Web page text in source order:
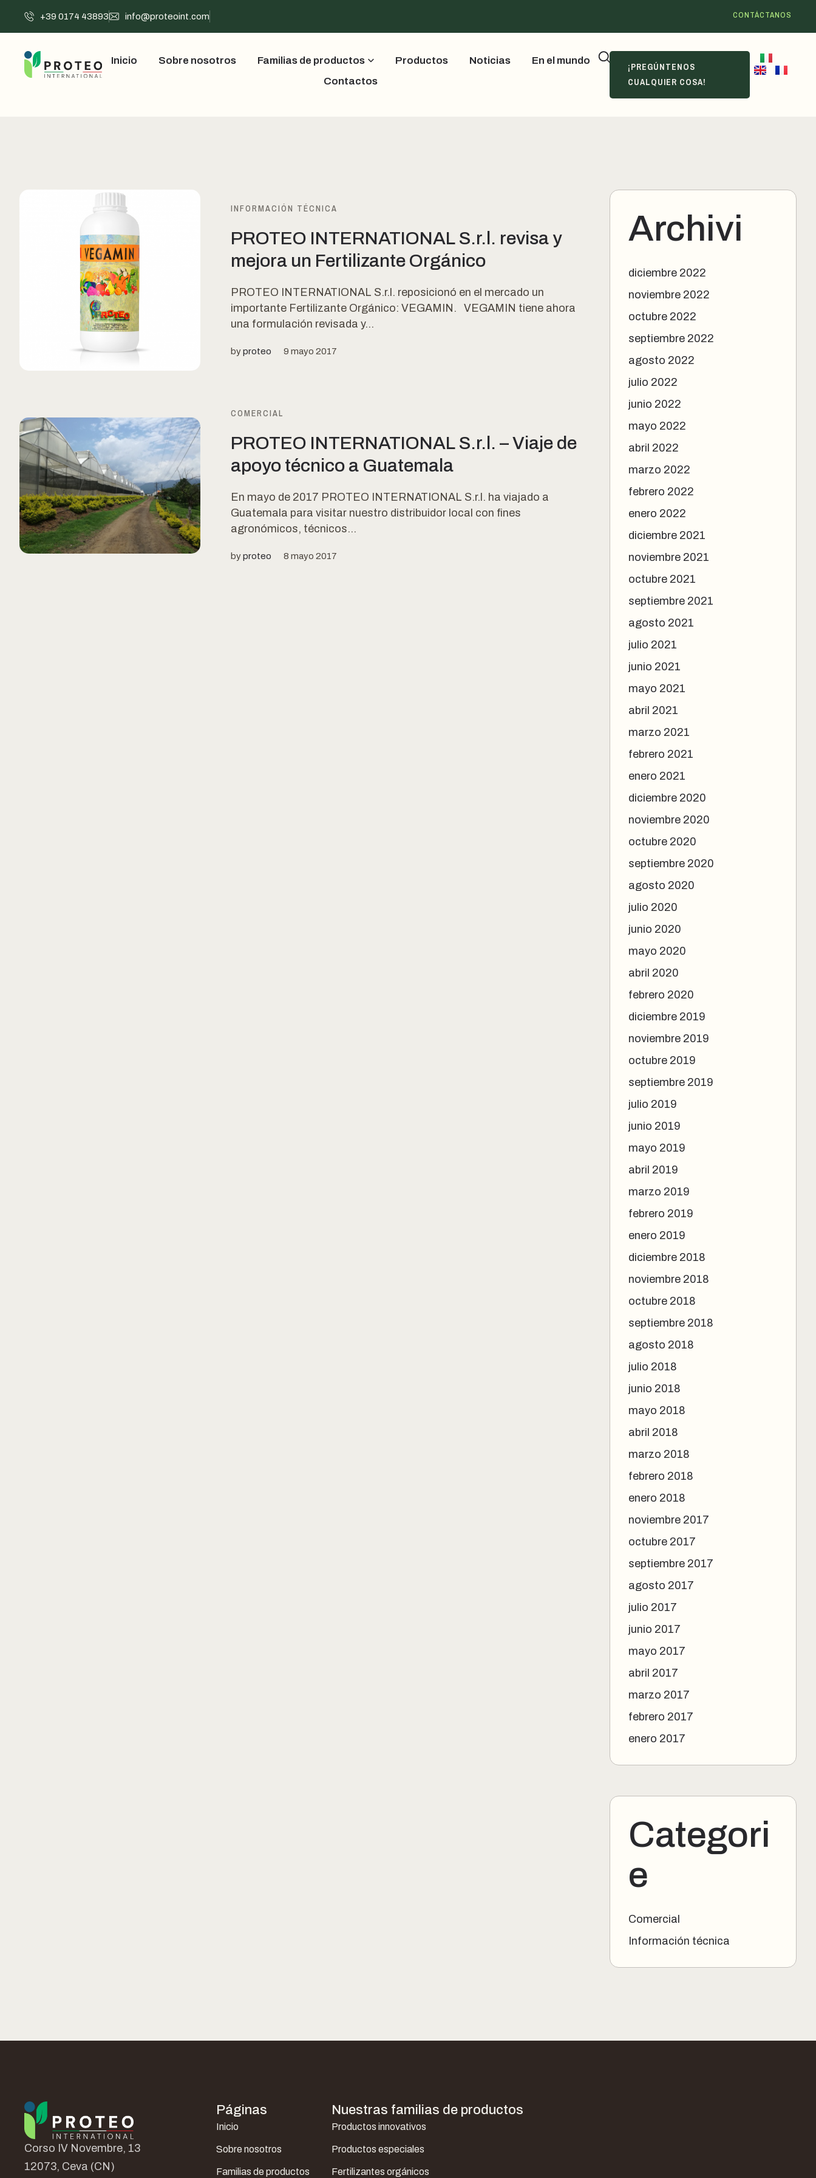
+39 0174 43893 info@proteoint.com CONTÁCTANOS
Inicio Sobre nosotros Familias de productos Productos Noticias
En el mundo
Contactos
¡PREGÚNTENOS
CUALQUIER COSA!
INFORMACIÓN TÉCNICA
PROTEO INTERNATIONAL S.r.l. revisa y
mejora un Fertilizante Orgánico
PROTEO INTERNATIONAL S.r.l. reposicionó en el mercado un
importante Fertilizante Orgánico: VEGAMIN. VEGAMIN tiene ahora
una formulación revisada y...
byproteo 9 mayo 2017
COMERCIAL
PROTEO INTERNATIONAL S.r.l. – Viaje de
apoyo técnico a Guatemala
En mayo de 2017 PROTEO INTERNATIONAL S.r.l. ha viajado a
Guatemala para visitar nuestro distribuidor local con fines
agronómicos, técnicos...
byproteo 8 mayo 2017
Archivi
diciembre 2022
noviembre 2022
octubre 2022
septiembre 2022
agosto 2022
julio 2022
junio 2022
mayo 2022
abril 2022
marzo 2022
febrero 2022
enero 2022
diciembre 2021
noviembre 2021
octubre 2021
septiembre 2021
agosto 2021
julio 2021
junio 2021
mayo 2021
abril 2021
marzo 2021
febrero 2021
enero 2021
diciembre 2020
noviembre 2020
octubre 2020
septiembre 2020
agosto 2020
julio 2020
junio 2020
mayo 2020
abril 2020
febrero 2020
diciembre 2019
noviembre 2019
octubre 2019
septiembre 2019
julio 2019
junio 2019
mayo 2019
abril 2019
marzo 2019
febrero 2019
enero 2019
diciembre 2018
noviembre 2018
octubre 2018
septiembre 2018
agosto 2018
julio 2018
junio 2018
mayo 2018
abril 2018
marzo 2018
febrero 2018
enero 2018
noviembre 2017
octubre 2017
septiembre 2017
agosto 2017
julio 2017
junio 2017
mayo 2017
abril 2017
marzo 2017
febrero 2017
enero 2017
Categori
e
Comercial
Información técnica
Corso IV Novembre, 13
12073, Ceva (CN)
Páginas
Inicio
Sobre nosotros
Familias de productos
Nuestras familias de productos
Productos innovativos
Productos especiales
Fertilizantes orgánicos